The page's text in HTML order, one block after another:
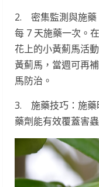
2. 密集監測與施藥
每 7 天施藥一次。
花上的小黃薊馬活
黃薊馬，當週可再
馬防治。
3. 施藥技巧：施藥
藥劑能有效覆蓋害蟲